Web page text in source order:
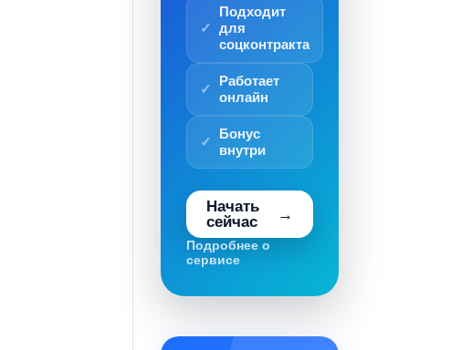
Подходит
для
соцконтракта
Работает
онлайн
Бонус
внутри
Начать
сейчас
Подробнее о
сервисе